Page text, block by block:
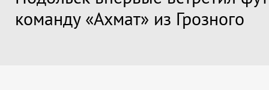
команду «Ахмат» из Грозного